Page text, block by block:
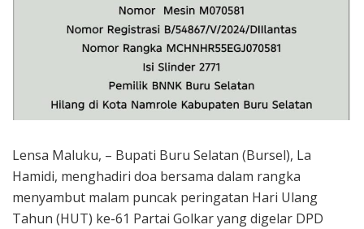
Lensa Maluku, – Bupati Buru Selatan (Bursel), La
Hamidi, menghadiri doa bersama dalam rangka
menyambut malam puncak peringatan Hari Ulang
Tahun (HUT) ke-61 Partai Golkar yang digelar DPD